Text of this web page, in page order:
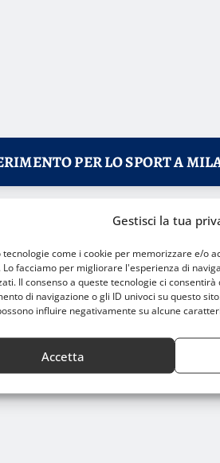
Gestisci la tua
tecnologie come i cookie per memorizzare e/o
Lo facciamo per migliorare l'esperienza di
Il consenso a queste tecnologie ci
di navigazione o gli ID univoci su questo
influire negativamente su alcune
Accetta
PER LO SPORT A
Milano